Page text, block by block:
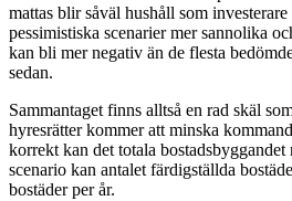
mattas blir såväl hushåll som
pessimistiska scenarier mer sannolika
kan bli mer negativ än de flesta
sedan.
Sammantaget finns alltså en rad skäl
hyresrätter kommer att minska
korrekt kan det totala bostadsbyggandet
scenario kan antalet färdigställda
bostäder per år.